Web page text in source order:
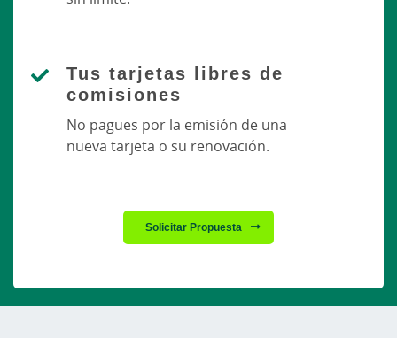
Tus tarjetas libres de
comisiones
No pagues por la emisión de una
nueva tarjeta o su renovación.
Solicitar Propuesta